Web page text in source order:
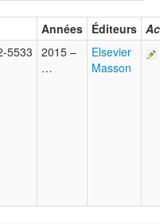
Années Éditeurs
5533 2015 –
…
Elsevier
Masson